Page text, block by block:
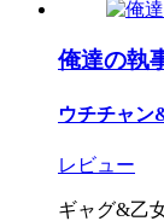
俺達の執
ウチチャン
レビュー
ギャグ&乙